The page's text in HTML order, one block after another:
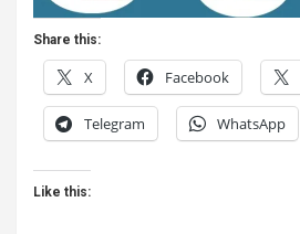
Share this:
X Facebook
Telegram WhatsApp
Like this: